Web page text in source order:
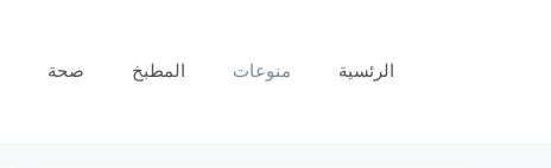
الرئسية منوعات المطبخ صحة